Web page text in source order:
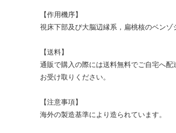
【作用機序】
視床下部及び大脳辺縁系，扁桃核のベン
【送料】
通販で購入の際には送料無料でご自宅へ
お受け取りください。
【注意事項】
海外の製造基準により造られています。